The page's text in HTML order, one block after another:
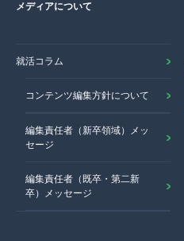
メディアについて
就活コラム
コンテンツ編集方針について
編集責任者（新卒領域）メッ
セージ
編集責任者（既卒・第二新
卒）メッセージ